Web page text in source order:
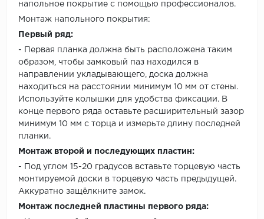
напольное покрытие с помощью профессионалов.
Монтаж напольного покрытия:
Первый ряд:
- Первая планка должна быть расположена таким
образом, чтобы замковый паз находился в
направлении укладывающего, доска должна
находиться на расстоянии минимум 10 мм от стены.
Используйте колышки для удобства фиксации. В
конце первого ряда оставьте расширительный зазор
минимум 10 мм с торца и измерьте длину последней
планки.
Монтаж второй и последующих пластин:
- Под углом 15-20 градусов вставьте торцевую часть
монтируемой доски в торцевую часть предыдущей.
Аккуратно защёлкните замок.
Монтаж последней пластины первого ряда: